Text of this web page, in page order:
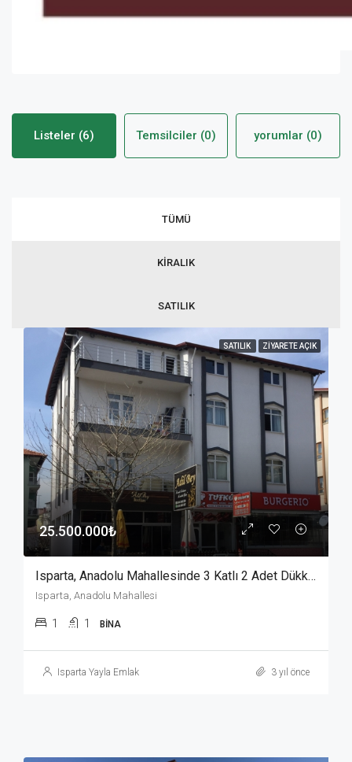
Listeler (6) Temsilciler (0) yorumlar (0)
TÜMÜ
KIRALIK
SATILIK
SATILIK ZIYARETE AÇIK
25.500.000₺
Isparta, Anadolu Mahallesinde 3 Katlı 2 Adet Dükkanlı Satılık Bina
Isparta, Anadolu Mahallesi
1 1 BINA
Isparta Yayla Emlak 3 yıl önce